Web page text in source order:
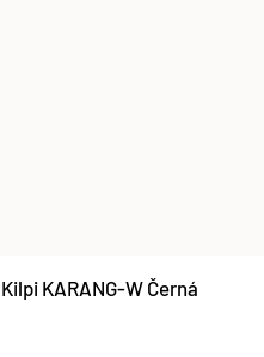
Kilpi KARANG-W Černá